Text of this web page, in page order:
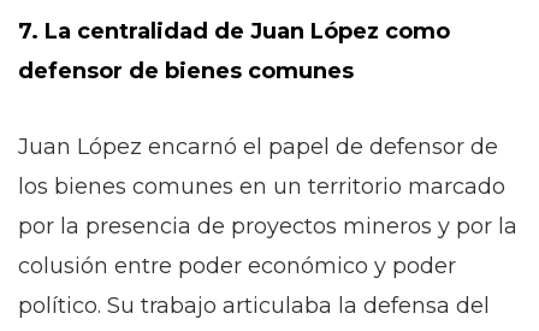
7. La centralidad de Juan López como
defensor de bienes comunes
Juan López encarnó el papel de defensor de
los bienes comunes en un territorio marcado
por la presencia de proyectos mineros y por la
colusión entre poder económico y poder
político. Su trabajo articulaba la defensa del